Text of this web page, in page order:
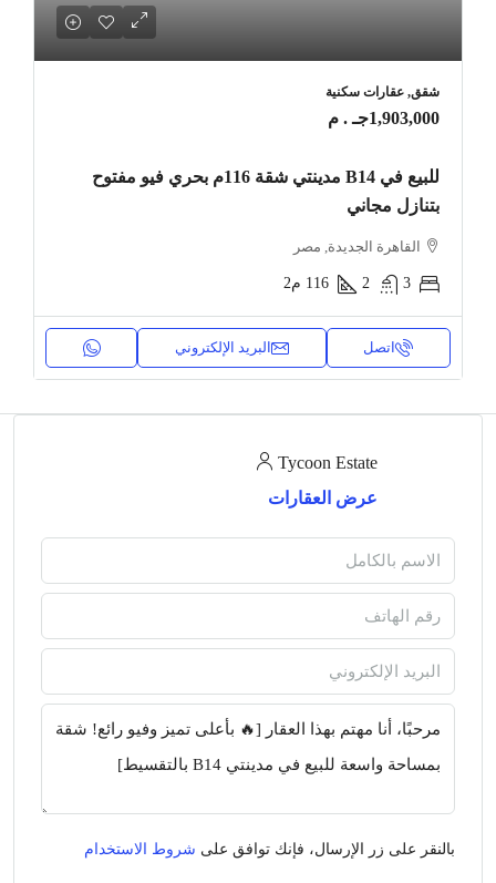
شقق, عقارات سكنية
1,903,000جـ . م
للبيع في B14 مدينتي شقة 116م بحري فيو مفتوح
بتنازل مجاني
القاهرة الجديدة, مصر
3
2
116 م2
اتصل البريد الإلكتروني
Tycoon Estate
عرض العقارات
بالنقر على زر الإرسال، فإنك توافق على شروط الاستخدام